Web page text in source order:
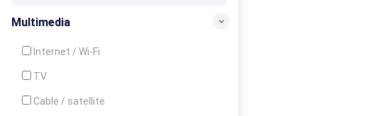
Multimedia
Internet / Wi-Fi
TV
Cable / satellite